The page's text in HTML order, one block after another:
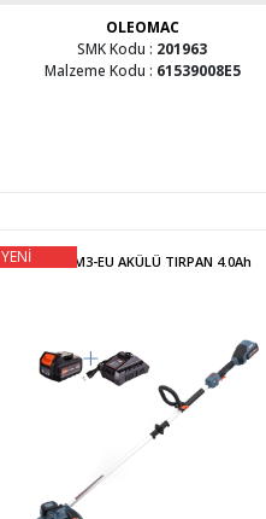
OLEOMAC
SMK Kodu : 201963
Malzeme Kodu : 61539008E5
YENİ GTX2-M3-EU AKÜLÜ TIRPAN 4.0Ah